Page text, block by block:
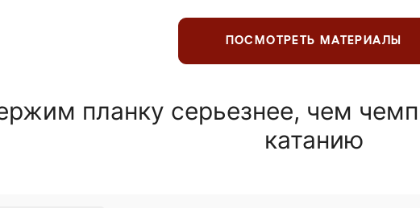
ПОСМОТРЕТЬ МАТЕРИАЛЫ
планку серьезнее, чем
катанию